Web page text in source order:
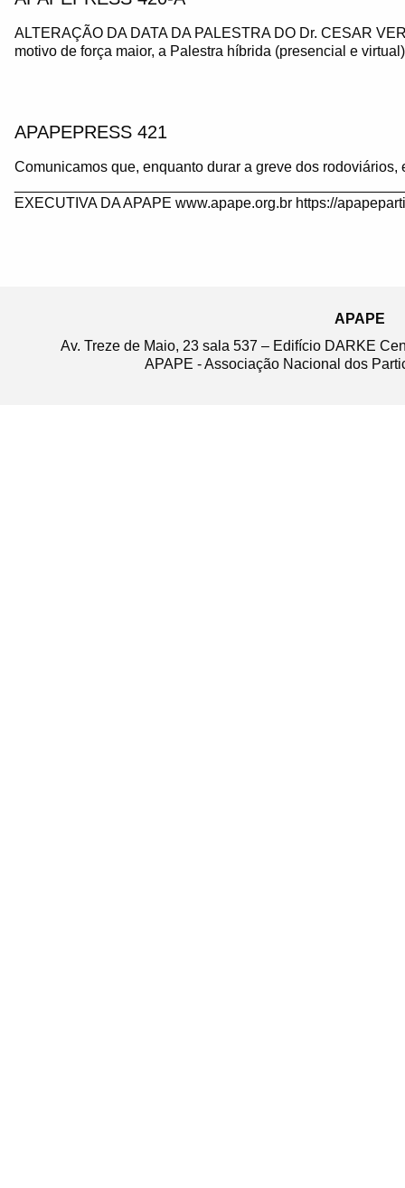
ALTERAÇÃO DA DATA DA PALESTRA DO Dr. CESAR
motivo de força maior, a Palestra híbrida (presencial e
APAPEPRESS 421
Comunicamos que, enquanto durar a greve dos
EXECUTIVA DA APAPE www.apape.org.br https://
APAPE
Av. Treze de Maio, 23 sala 537 – Edifício DARKE
APAPE - Associação Nacional dos